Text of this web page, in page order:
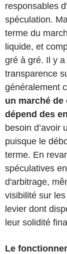
responsables
spéculation.
terme du
liquide, et
gré à gré. Il y
transparence
généralement
un marché
dépend des
besoin d’avoir
puisque le
terme. En
spéculatives
d'arbitrage,
visibilité sur
levier dont
leur solidité
Le